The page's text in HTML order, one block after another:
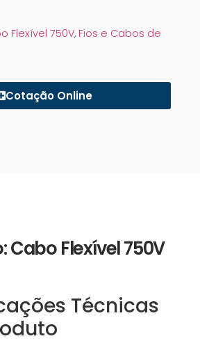
Flexível 750V, Fios e Cabos de
Cotação Online
Cabo Flexível 750V
Técnicas